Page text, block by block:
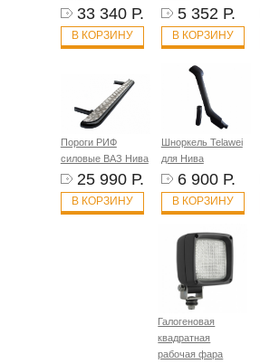
33 340 Р.
В КОРЗИНУ
5 352 Р.
В КОРЗИНУ
Пороги РИФ
силовые ВАЗ Нива
25 990 Р.
В КОРЗИНУ
Шноркель Telawei
для Нива
6 900 Р.
В КОРЗИНУ
Галогеновая
квадратная
рабочая фара